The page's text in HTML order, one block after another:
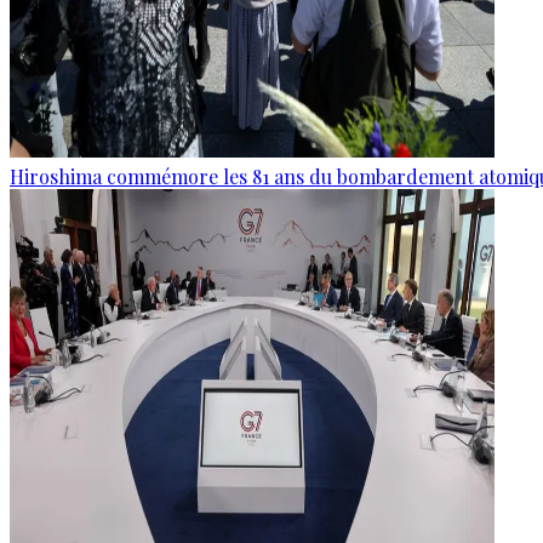
Hiroshima commémore les 81 ans du bombardement